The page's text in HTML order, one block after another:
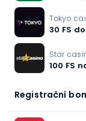
Tokyo
30 FS
Star
100 FS
Registrační